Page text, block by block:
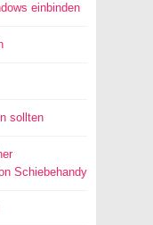
einbinden
sollten
Schiebehandy